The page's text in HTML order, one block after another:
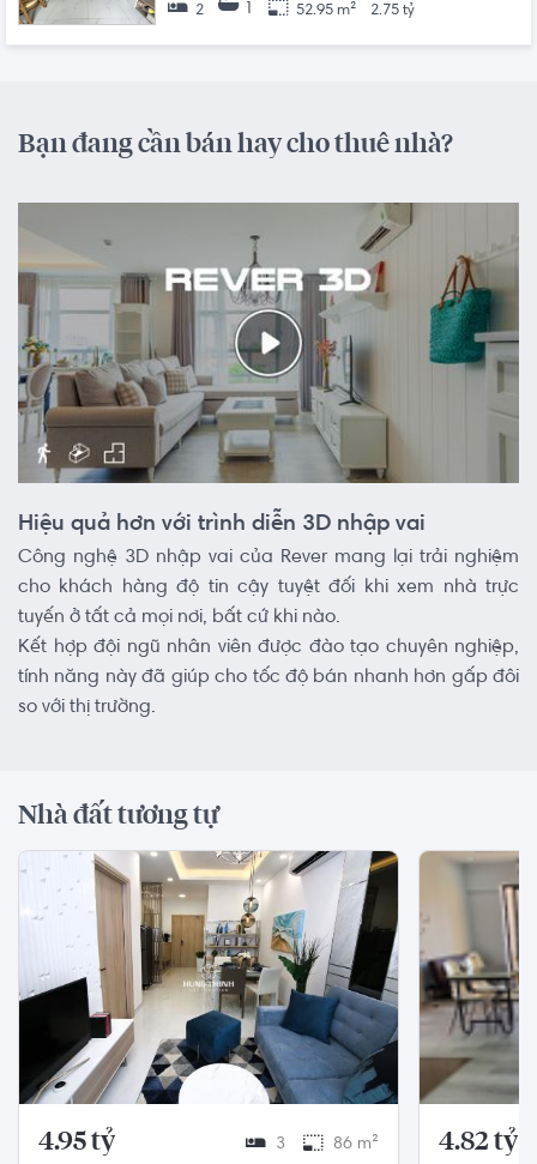
2 1 52.95 m² 2.75 tỷ
Bạn đang cần bán hay cho thuê nhà?
Hiệu quả hơn với trình diễn 3D nhập vai
Công nghệ 3D nhập vai của Rever mang lại trải nghiệm
cho khách hàng độ tin cậy tuyệt đối khi xem nhà trực
tuyến ở tất cả mọi nơi, bất cứ khi nào.
Kết hợp đội ngũ nhân viên được đào tạo chuyên nghiệp,
tính năng này đã giúp cho tốc độ bán nhanh hơn gấp đôi
so với thị trường.
Nhà đất tương tự
4.95 tỷ 3 86 m² 4.82 tỷ